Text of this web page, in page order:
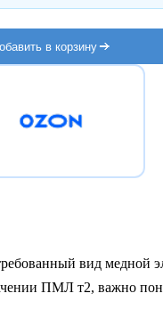
в корзину
вид медной
ПМЛ т2, важно